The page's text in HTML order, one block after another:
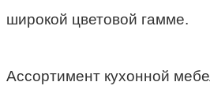
широкой цветовой гамме.
Ассортимент кухонной